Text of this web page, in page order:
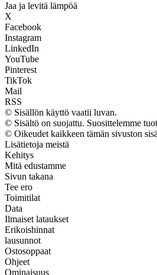
Jaa ja levitä lämpöä
X
Facebook
Instagram
LinkedIn
YouTube
Pinterest
TikTok
Mail
RSS
© Sisällön käyttö vaatii luvan.
© Sisältö on suojattu. Suosittelemme
© Oikeudet kaikkeen tämän sivuston
Lisätietoja meistä
Kehitys
Mitä edustamme
Sivun takana
Tee ero
Toimitilat
Data
Ilmaiset lataukset
Erikoishinnat
lausunnot
Ostosoppaat
Ohjeet
Ominaisuus